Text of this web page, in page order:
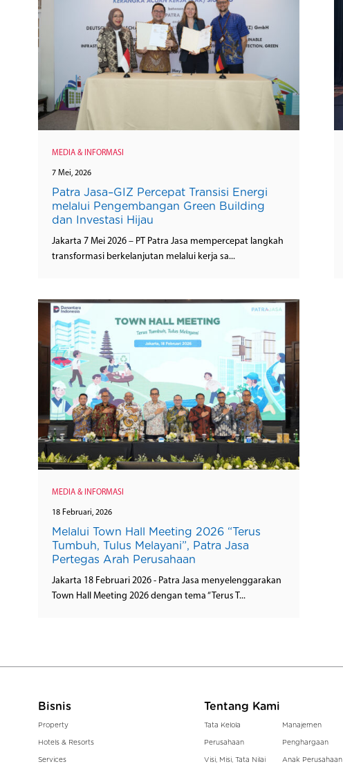
MEDIA & INFORMASI
7 Mei, 2026
Patra Jasa–GIZ Percepat Transisi Energi
melalui Pengembangan Green Building
dan Investasi Hijau
Jakarta 7 Mei 2026 – PT Patra Jasa mempercepat langkah
transformasi berkelanjutan melalui kerja sa...
MEDIA & INFORMASI
18 Februari, 2026
Melalui Town Hall Meeting 2026 “Terus
Tumbuh, Tulus Melayani”, Patra Jasa
Pertegas Arah Perusahaan
Jakarta 18 Februari 2026 - Patra Jasa menyelenggarakan
Town Hall Meeting 2026 dengan tema “Terus T...
Bisnis
Property
Hotels & Resorts
Services
Tentang Kami
Tata Kelola
Perusahaan
Visi, Misi, Tata Nilai
Manajemen
Penghargaan
Anak Perusahaan